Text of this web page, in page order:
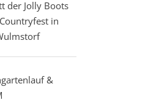
der Jolly Boots
in
&